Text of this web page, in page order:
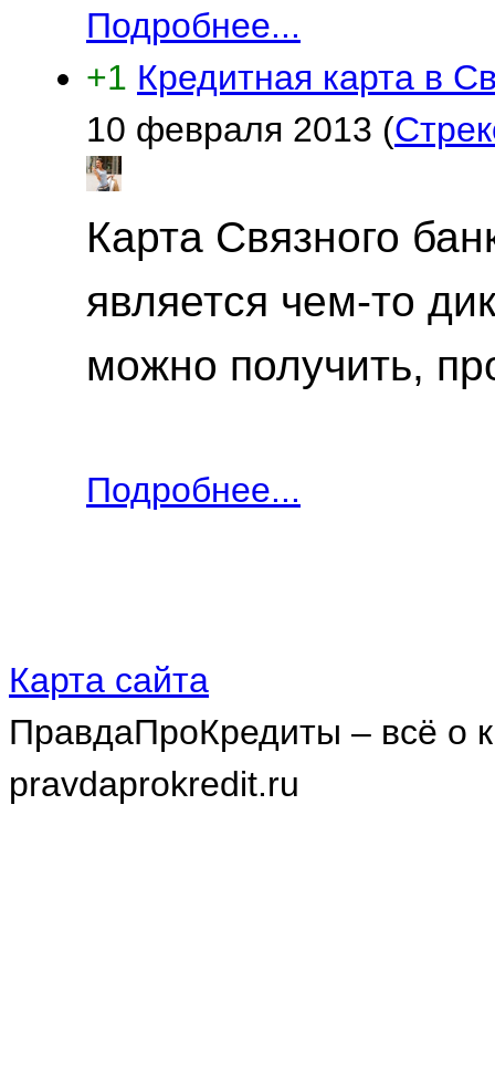
Подробнее...
+1 Кредитная карта в
10 февраля 2013 (
Карта Связного
является чем-то
можно получить,
Подробнее...
Карта сайта
ПравдаПроКредиты – всё о
pravdaprokredit.ru